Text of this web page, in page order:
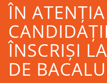
ÎN ATENŢIA
ÎNSCRIŞI
DE